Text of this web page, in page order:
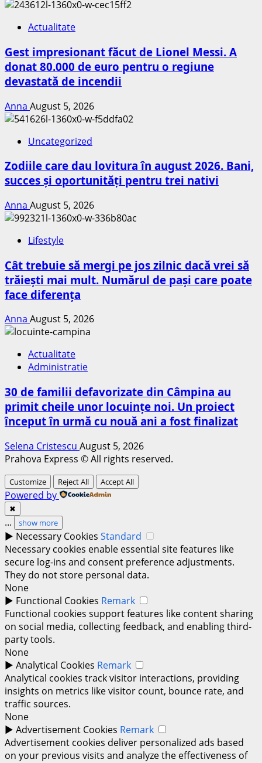
Actualitate
Gest impresionant făcut de Lionel Messi. A
donat 80.000 de euro pentru o regiune
devastată de incendii
Anna August 5, 2026
Uncategorized
Zodiile care dau lovitura în august 2026. Bani,
succes și oportunități pentru trei nativi
Anna August 5, 2026
Lifestyle
Cât trebuie să mergi pe jos zilnic dacă vrei să
trăiești mai mult. Numărul de pași care poate
face diferența
Anna August 5, 2026
Actualitate
Administratie
30 de familii defavorizate din Câmpina au
primit cheile unor locuințe noi. Un proiect
început în urmă cu nouă ani a fost finalizat
Selena Cristescu August 5, 2026
Prahova Express © All rights reserved.
Customize Reject All Accept All
Powered by
✖
... show more
► Necessary Cookies Standard
Necessary cookies enable essential site features like
secure log-ins and consent preference adjustments.
They do not store personal data.
None
► Functional Cookies Remark
Functional cookies support features like content sharing
on social media, collecting feedback, and enabling third-
party tools.
None
► Analytical Cookies Remark
Analytical cookies track visitor interactions, providing
insights on metrics like visitor count, bounce rate, and
traffic sources.
None
► Advertisement Cookies Remark
Advertisement cookies deliver personalized ads based
on your previous visits and analyze the effectiveness of